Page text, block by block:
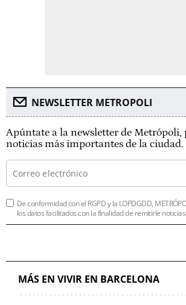
NEWSLETTER METROPOLI
Apúntate a la newsletter de Metrópoli,
noticias más importantes de la ciudad.
De conformidad con el RGPD y la LOPDGDD,
los datos facilitados con la finalidad de remitirle
MÁS EN VIVIR EN BARCELONA